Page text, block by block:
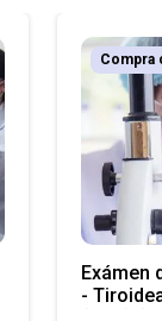
Exámen
-
Compra